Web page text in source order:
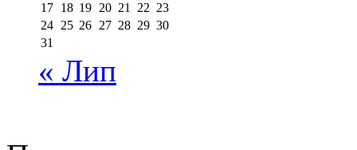
17 18 19 20 21 22 23
24 25 26 27 28 29 30
31
« Лип